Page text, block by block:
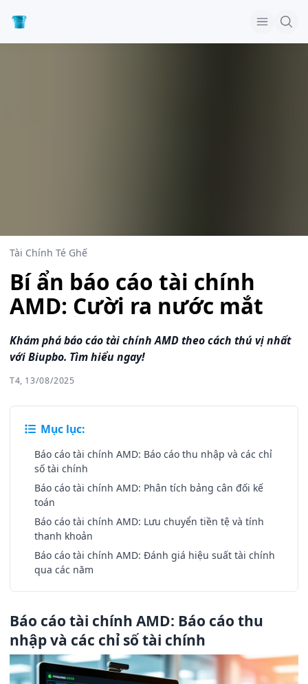
Tài Chính Té Ghế
Bí ẩn báo cáo tài chính
AMD: Cười ra nước mắt
Khám phá báo cáo tài chính AMD theo cách thú vị nhất
với Biupbo. Tìm hiểu ngay!
T4, 13/08/2025
Mục lục:
Báo cáo tài chính AMD: Báo cáo thu nhập và các chỉ
số tài chính
Báo cáo tài chính AMD: Phân tích bảng cân đối kế
toán
Báo cáo tài chính AMD: Lưu chuyển tiền tệ và tính
thanh khoản
Báo cáo tài chính AMD: Đánh giá hiệu suất tài chính
qua các năm
Báo cáo tài chính AMD: Báo cáo thu
nhập và các chỉ số tài chính